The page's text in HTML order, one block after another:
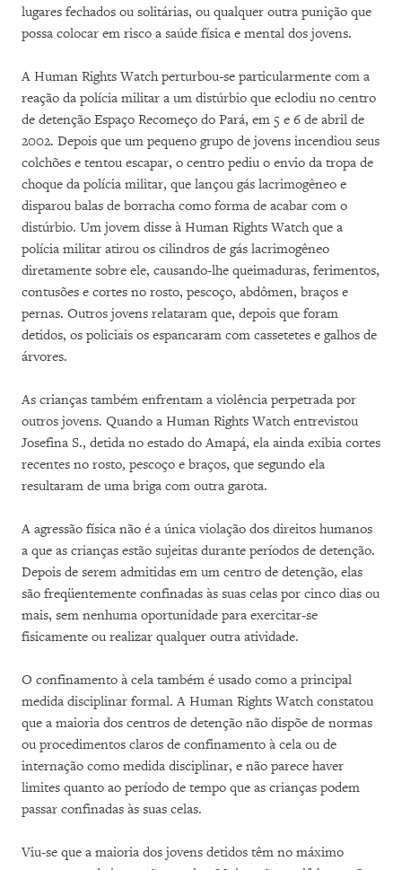
lugares fechados ou solitárias, ou qualquer outra punição que
possa colocar em risco a saúde física e mental dos jovens.
A Human Rights Watch perturbou-se particularmente com a
reação da polícia militar a um distúrbio que eclodiu no centro
de detenção Espaço Recomeço do Pará, em 5 e 6 de abril de
2002. Depois que um pequeno grupo de jovens incendiou seus
colchões e tentou escapar, o centro pediu o envio da tropa de
choque da polícia militar, que lançou gás lacrimogêneo e
disparou balas de borracha como forma de acabar com o
distúrbio. Um jovem disse à Human Rights Watch que a
polícia militar atirou os cilindros de gás lacrimogêneo
diretamente sobre ele, causando-lhe queimaduras, ferimentos,
contusões e cortes no rosto, pescoço, abdômen, braços e
pernas. Outros jovens relataram que, depois que foram
detidos, os policiais os espancaram com cassetetes e galhos de
árvores.
As crianças também enfrentam a violência perpetrada por
outros jovens. Quando a Human Rights Watch entrevistou
Josefina S., detida no estado do Amapá, ela ainda exibia cortes
recentes no rosto, pescoço e braços, que segundo ela
resultaram de uma briga com outra garota.
A agressão física não é a única violação dos direitos humanos
a que as crianças estão sujeitas durante períodos de detenção.
Depois de serem admitidas em um centro de detenção, elas
são freqüentemente confinadas às suas celas por cinco dias ou
mais, sem nenhuma oportunidade para exercitar-se
fisicamente ou realizar qualquer outra atividade.
O confinamento à cela também é usado como a principal
medida disciplinar formal. A Human Rights Watch constatou
que a maioria dos centros de detenção não dispõe de normas
ou procedimentos claros de confinamento à cela ou de
internação como medida disciplinar, e não parece haver
limites quanto ao período de tempo que as crianças podem
passar confinadas às suas celas.
Viu-se que a maioria dos jovens detidos têm no máximo